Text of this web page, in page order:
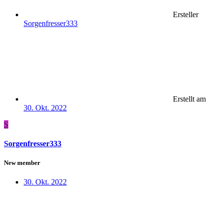
Ersteller
Sorgenfresser333
Erstellt am
30. Okt. 2022
S
Sorgenfresser333
New member
30. Okt. 2022